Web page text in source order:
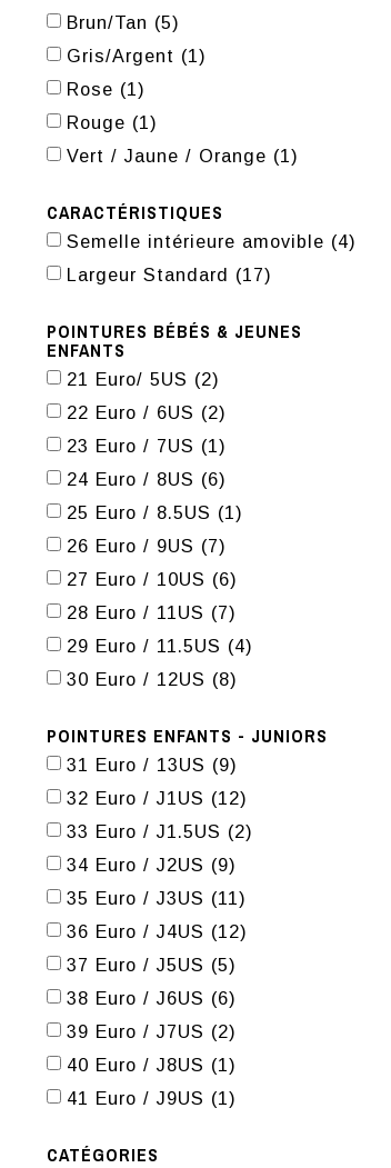
Brun/Tan (5)
Gris/Argent (1)
Rose (1)
Rouge (1)
Vert / Jaune / Orange (1)
CARACTÉRISTIQUES
Semelle intérieure amovible (4)
Largeur Standard (17)
POINTURES BÉBÉS & JEUNES
ENFANTS
21 Euro/ 5US (2)
22 Euro / 6US (2)
23 Euro / 7US (1)
24 Euro / 8US (6)
25 Euro / 8.5US (1)
26 Euro / 9US (7)
27 Euro / 10US (6)
28 Euro / 11US (7)
29 Euro / 11.5US (4)
30 Euro / 12US (8)
POINTURES ENFANTS - JUNIORS
31 Euro / 13US (9)
32 Euro / J1US (12)
33 Euro / J1.5US (2)
34 Euro / J2US (9)
35 Euro / J3US (11)
36 Euro / J4US (12)
37 Euro / J5US (5)
38 Euro / J6US (6)
39 Euro / J7US (2)
40 Euro / J8US (1)
41 Euro / J9US (1)
CATÉGORIES